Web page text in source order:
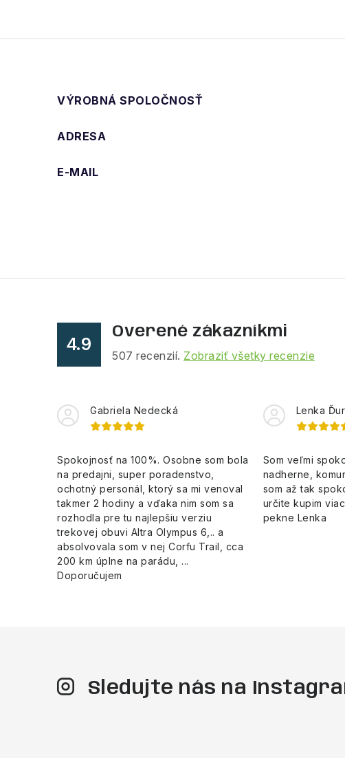
VÝROBNÁ SPOLOČNOSŤ
ADRESA
E-MAIL
4.9
Overené zákazníkmi
507 recenzií. Zobraziť všetky recenzie
Gabriela Nedecká
Spokojnosť na 100%. Osobne som bola
na predajni, super poradenstvo,
ochotný personál, ktorý sa mi venoval
takmer 2 hodiny a vďaka nim som sa
rozhodla pre tu najlepšiu verziu
trekovej obuvi Altra Olympus 6,.. a
absolvovala som v nej Corfu Trail, cca
200 km úplne na parádu, ...
Doporučujem
Lenka
Som veľmi
nadherne,
som až tak
určite kupim
pekne Lenka
Sledujte nás na